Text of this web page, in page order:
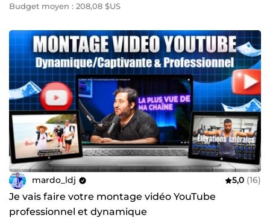
Budget moyen : 208,08 $US
mardo_ldj 5,0 (16)
Je vais faire votre montage vidéo YouTube
professionnel et dynamique